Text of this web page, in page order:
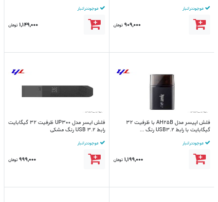
موجود در انبار
909,000 تومان
موجود در انبار
1,149,000 تومان
فلش اپیسر مدل AH25B با ظرفیت 32
گیگابایت با رابط USB3.2 رنگ ...
موجود در انبار
1,199,000 تومان
فلش ایسر مدل UP300 ظرفیت 32 گیگابایت
رابط USB 3.2 رنگ مشکی
موجود در انبار
999,000 تومان